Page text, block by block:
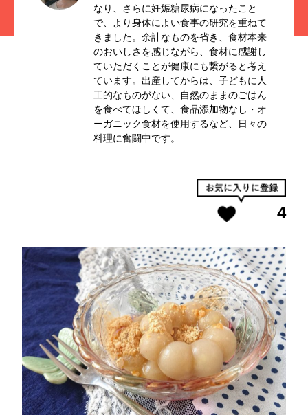
なり、さらに妊娠糖尿病になったこと
で、より身体によい食事の研究を重ねて
きました。余計なものを省き、食材本来
のおいしさを感じながら、食材に感謝し
ていただくことが健康にも繋がると考え
ています。出産してからは、子どもに人
工的なものがない、自然のままのごはん
を食べてほしくて、食品添加物なし・オ
ーガニック食材を使用するなど、日々の
料理に奮闘中です。
4